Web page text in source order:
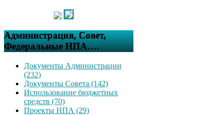
Администрация, Совет,
Федеральные НПА….
Документы Администрации
(232)
Документы Совета (142)
Использование бюджетных
средств (70)
Проекты НПА (29)